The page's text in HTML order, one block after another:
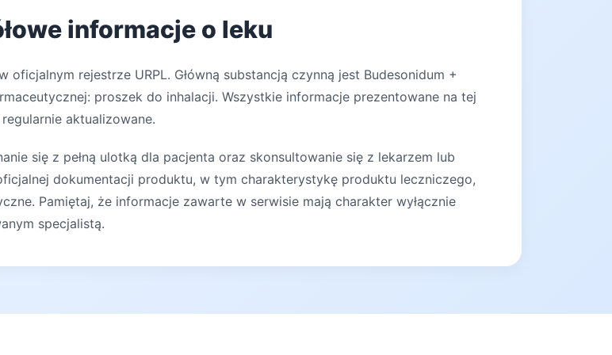
informacje o leku
rejestrze URPL. Główną substancją czynną jest Budesonidum +
proszek do inhalacji. Wszystkie informacje prezentowane na tej
aktualizowane.
się z pełną ulotką dla pacjenta oraz skonsultowanie się z lekarzem lub
dokumentacji produktu, w tym charakterystykę produktu leczniczego,
Pamiętaj, że informacje zawarte w serwisie mają charakter wyłącznie
specjalistą.